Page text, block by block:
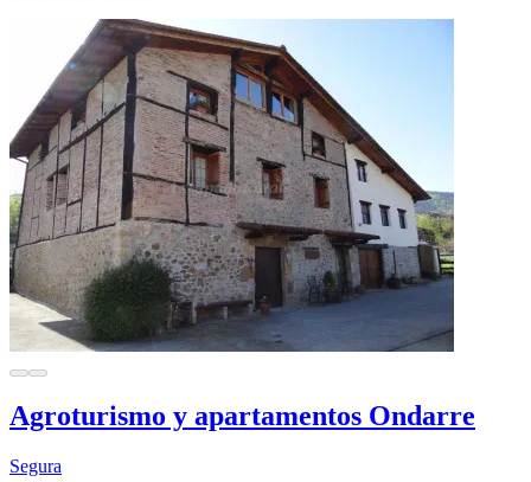
Agroturismo y apartamentos Ondarre
Segura